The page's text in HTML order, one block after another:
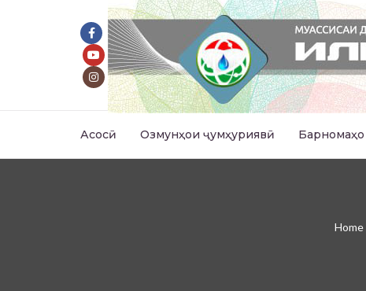
Асосӣ Озмунҳои ҷумҳуриявӣ Барномаҳо
Home